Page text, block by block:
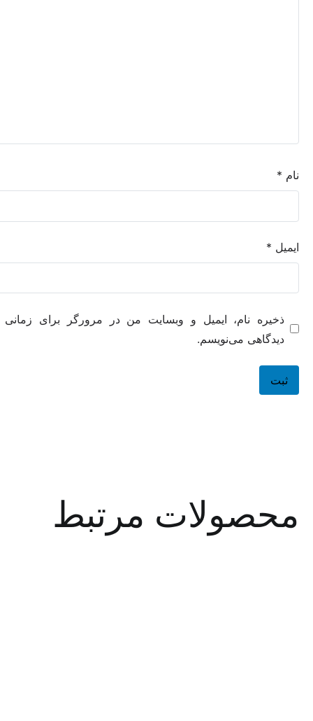
نام، ایمیل و وبسایت من در مرورگر برای زمانی که دوباره
می‌نویسم.
مرتبط